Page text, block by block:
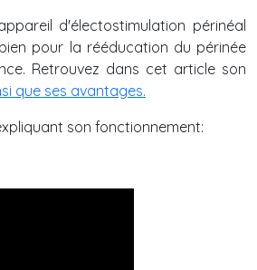
d'électostimulation périnéal
pour la rééducation du périnée
Retrouvez dans cet article son
que ses avantages.
son fonctionnement: